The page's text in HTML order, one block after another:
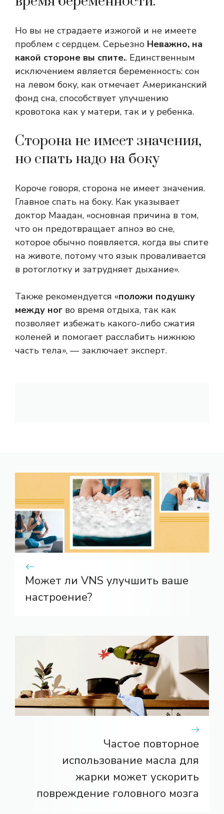
Но вы не страдаете изжогой и не имеете
проблем с сердцем. Серьезно Неважно, на
какой стороне вы спите.. Единственным
исключением является беременность: сон
на левом боку, как отмечает Американский
фонд сна, способствует улучшению
кровотока как у матери, так и у ребенка.
Сторона не имеет значения,
но спать надо на боку
Короче говоря, сторона не имеет значения.
Главное спать на боку. Как указывает
доктор Маадан, «основная причина в том,
что он предотвращает апноэ во сне,
которое обычно появляется, когда вы спите
на животе, потому что язык проваливается
в ротоглотку и затрудняет дыхание».
Также рекомендуется «положи подушку
между ног во время отдыха, так как
позволяет избежать какого-либо сжатия
коленей и помогает расслабить нижнюю
часть тела», — заключает эксперт.
Может ли VNS улучшить ваше
настроение?
Частое повторное
использование масла для
жарки может ускорить
повреждение головного мозга